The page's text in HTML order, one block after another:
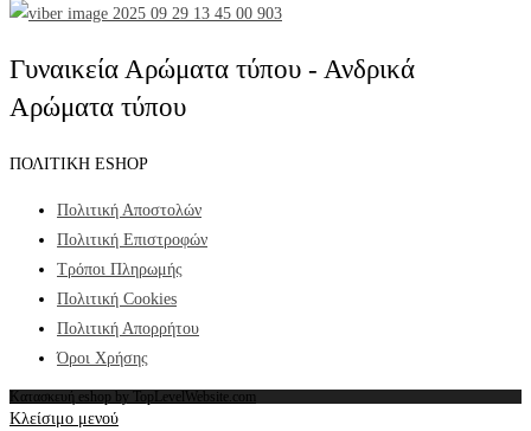
Γυναικεία Αρώματα τύπου - Ανδρικά
Αρώματα τύπου
ΠΟΛΙΤΙΚΗ ESHOP
Πολιτική Αποστολών
Πολιτική Επιστροφών
Τρόποι Πληρωμής
Πολιτική Cookies
Πολιτική Απορρήτου
Όροι Χρήσης
Κατασκευή eshop by TopLevelWebsite.com
Κλείσιμο μενού